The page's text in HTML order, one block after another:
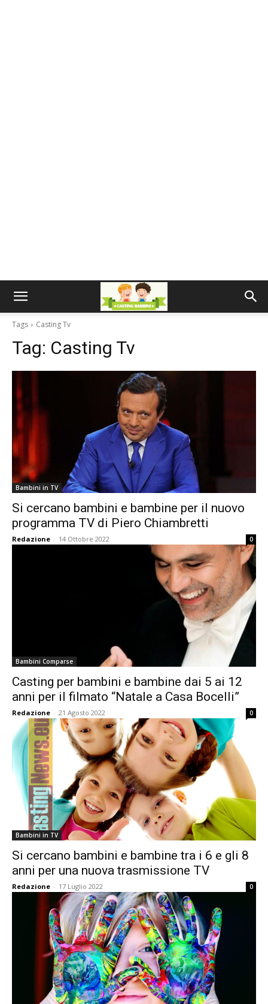
Tags Casting Tv
Tag: Casting Tv
Bambini in TV
Si cercano bambini e bambine per il nuovo
programma TV di Piero Chiambretti
Redazione - 14 Ottobre 2022 0
Bambini Comparse
Casting per bambini e bambine dai 5 ai 12
anni per il filmato “Natale a Casa Bocelli”
Redazione - 21 Agosto 2022 0
Bambini in TV
Si cercano bambini e bambine tra i 6 e gli 8
anni per una nuova trasmissione TV
Redazione - 17 Luglio 2022 0